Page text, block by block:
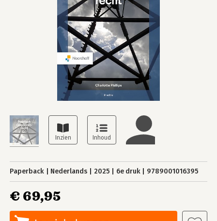
Paperback Nederlands 2025 6e druk 9789001016395
€ 69,95